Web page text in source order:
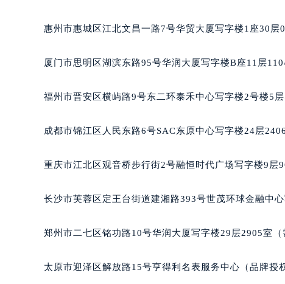
黑龙江省牡丹江市东安区太平路萧邦售
黑龙江省齐齐哈尔市龙沙区龙华路萧邦
黑龙江省绥化市北林区新华街与康庄路
吉林省白城市洮北区明仁南街萧邦售后
吉林省吉林市船营区河南街萧邦售后服
吉林省梅河口市新华街道梅河大街萧邦
吉林省松原市宁江区五环大街萧邦售后
吉林省延边市延吉市解放路萧邦售后服
惠州市惠城区江北文昌一路7号华贸大厦写字楼1座30层
厦门市思明区湖滨东路95号华润大厦写字楼B座11层
福州市晋安区横屿路9号东二环泰禾中心写字楼2号楼5层
成都市锦江区人民东路6号SAC东原中心写字楼24层
重庆市江北区观音桥步行街2号融恒时代广场写字楼9层
长沙市芙蓉区定王台街道建湘路393号世茂环球金融中
郑州市二七区铭功路10号华润大厦写字楼29层2905室（
太原市迎泽区解放路15号亨得利名表服务中心（品牌授